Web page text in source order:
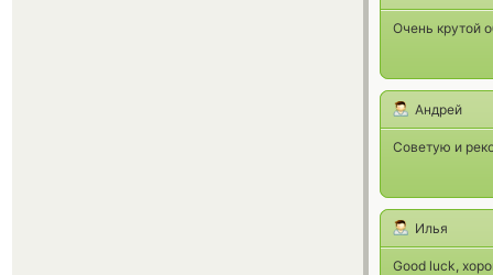
Очень крутой
Андрей
Советую и
Илья
Good luck,